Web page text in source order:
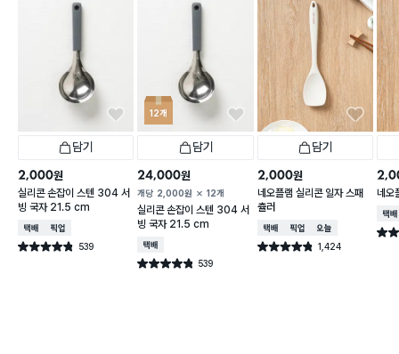
담기
2,000원
실리콘 손잡이 스텐 304 서
빙 국자 21.5 cm
택배배송매장픽업
별점 4.8점 539
건 작성
12개
담기
24,000원
개당 2,000원 12개
실리콘 손잡이 스텐 304 서
빙 국자 21.5 cm
택배배송
별점 4.8점 539
건 작성
담기
2,000원
네오플램 실리콘 일자 스패
츌러
택배배송매장픽업오늘배송
별점 4.8점 1,424
건 작성
네오
택배
별점